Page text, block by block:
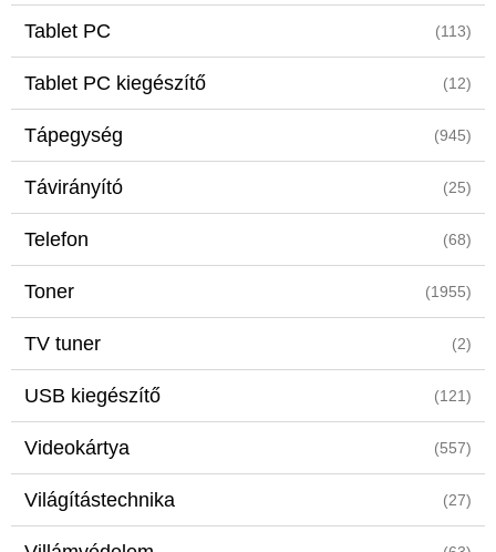
Tablet PC (113)
Tablet PC kiegészítő (12)
Tápegység (945)
Távirányító (25)
Telefon (68)
Toner (1955)
TV tuner (2)
USB kiegészítő (121)
Videokártya (557)
Világítástechnika (27)